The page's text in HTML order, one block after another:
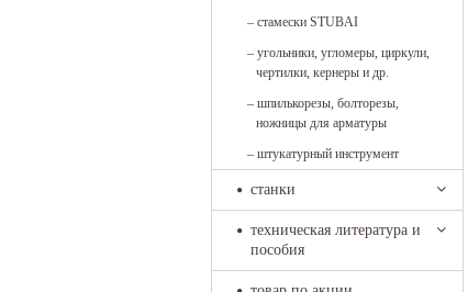
– стамески STUBAI
– угольники, угломеры, циркули,
чертилки, кернеры и др.
– шпилькорезы, болторезы,
ножницы для арматуры
– штукатурный инструмент
станки
техническая литература и
пособия